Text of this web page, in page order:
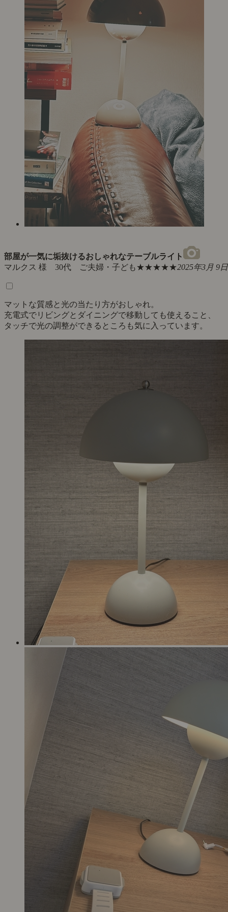
部屋が一気に垢抜けるおしゃれなテーブルライト
マルクス 様 30代 ご夫婦・子ども★★★★★2025年3月 9日
マットな質感と光の当たり方がおしゃれ。
充電式でリビングとダイニングで移動しても使えること、
タッチで光の調整ができるところも気に入っています。